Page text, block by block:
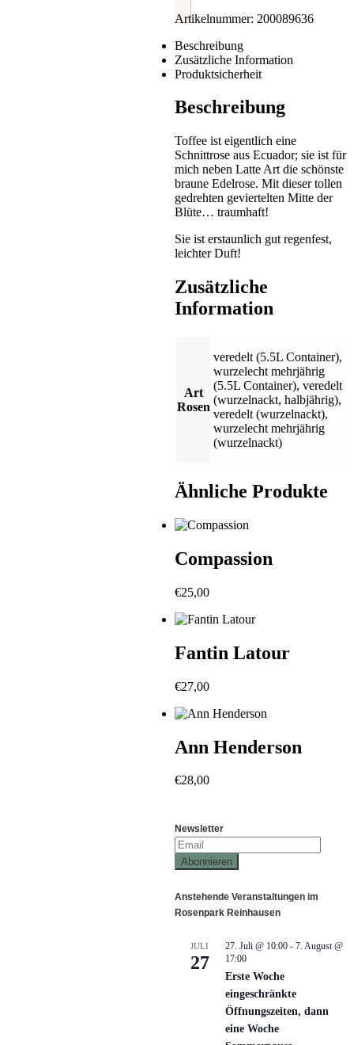
Artikelnummer: 200089636
Beschreibung
Zusätzliche Information
Produktsicherheit
Beschreibung
Toffee ist eigentlich eine
Schnittrose aus Ecuador; sie ist für
mich neben Latte Art die schönste
braune Edelrose. Mit dieser tollen
gedrehten geviertelten Mitte der
Blüte… traumhaft!
Sie ist erstaunlich gut regenfest,
leichter Duft!
Zusätzliche
Information
Art
Rosen
veredelt (5.5L Container),
wurzelecht mehrjährig
(5.5L Container), veredelt
(wurzelnackt, halbjährig),
veredelt (wurzelnackt),
wurzelecht mehrjährig
(wurzelnackt)
Ähnliche Produkte
Compassion
€25,00
Fantin Latour
€27,00
Ann Henderson
€28,00
Newsletter
Anstehende Veranstaltungen im
Rosenpark Reinhausen
JULI
27
27. Juli @ 10:00- 7. August @
17:00
Erste Woche
eingeschränkte
Öffnungszeiten, dann
eine Woche